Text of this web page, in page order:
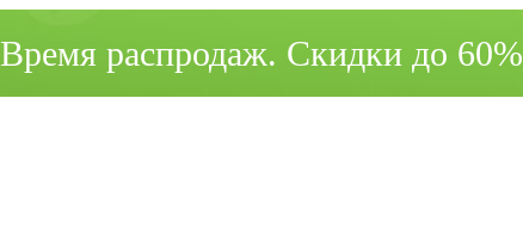
Время распродаж. Cкидки до 60%